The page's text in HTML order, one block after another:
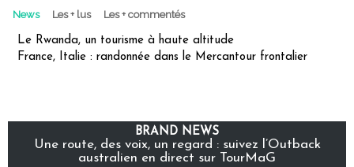
News Les + lus Les + commentés
Le Rwanda, un tourisme à haute altitude
France, Italie : randonnée dans le Mercantour frontalier
BRAND NEWS
Une route, des voix, un regard : suivez l’Outback
australien en direct sur TourMaG